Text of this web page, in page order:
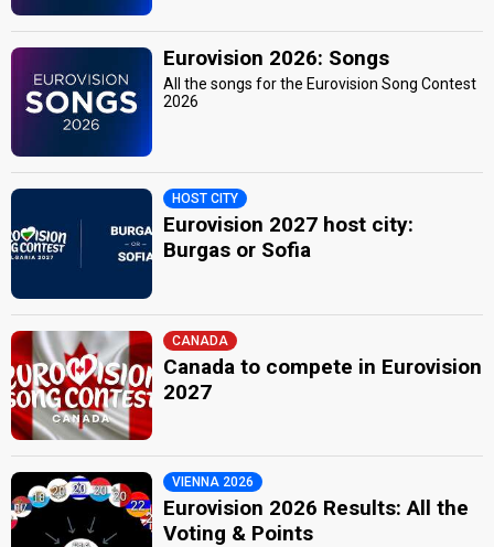
Eurovision 2026: Songs
All the songs for the Eurovision Song Contest
2026
HOST CITY
Eurovision 2027 host city:
Burgas or Sofia
CANADA
Canada to compete in Eurovision
2027
VIENNA 2026
Eurovision 2026 Results: All the
Voting & Points